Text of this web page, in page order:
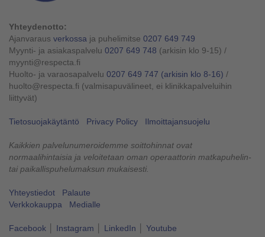
Yhteydenotto:
Ajanvaraus verkossa ja puhelimitse 0207 649 749
Myynti- ja asiakaspalvelu 0207 649 748 (arkisin klo 9-15) /
myynti@respecta.fi
Huolto- ja varaosapalvelu 0207 649 747 (arkisin klo 8-16) /
huolto@respecta.fi (valmisapuvälineet, ei klinikkapalveluihin
liittyvät)
Tietosuojakäytäntö Privacy Policy Ilmoittajansuojelu
Kaikkien palvelunumeroidemme soittohinnat ovat
normaalihintaisia ja veloitetaan oman operaattorin matkapuhelin-
tai paikallispuhelumaksun mukaisesti.
Yhteystiedot
Palaute
Verkkokauppa
Medialle
Facebook Instagram LinkedIn Youtube